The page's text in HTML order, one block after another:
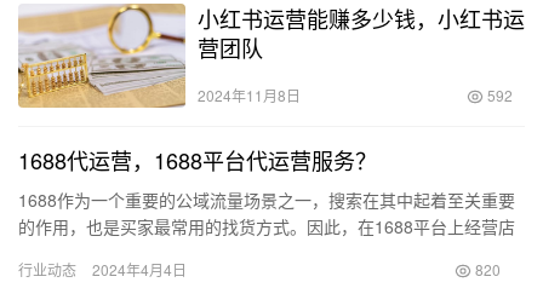
小红书运营能赚多少钱，小红书运
营团队
2024年11月8日 592
1688代运营，1688平台代运营服务？
1688作为一个重要的公域流量场景之一，搜索在其中起着至关重要
的作用，也是买家最常用的找货方式。因此，在1688平台上经营店
行业动态 2024年4月4日 820